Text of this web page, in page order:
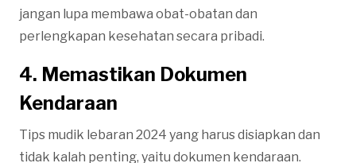
jangan lupa membawa obat-obatan dan
perlengkapan kesehatan secara pribadi.
4. Memastikan Dokumen
Kendaraan
Tips mudik lebaran 2024 yang harus disiapkan dan
tidak kalah penting, yaitu dokumen kendaraan.